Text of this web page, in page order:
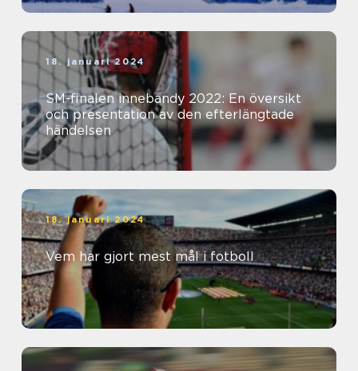
18. januari 2024
SM-finalen innebandy 2022: En översikt
och presentation av den efterlängtade
händelsen
18. januari 2024
Vem har gjort mest mål i fotboll